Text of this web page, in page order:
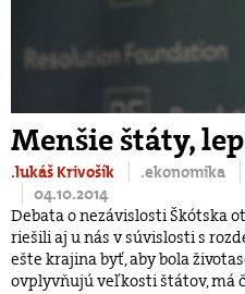
Menšie štáty,
.lukáš Krivošík .ekonomika
04.10.2014
Debata o nezávislosti Škótska
riešili aj u nás v súvislosti s
ešte krajina byť, aby bola
ovplyvňujú veľkosti štátov, má